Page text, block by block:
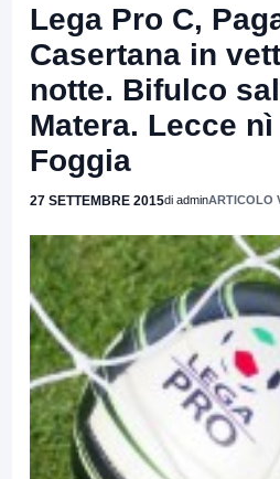
Lega Pro C,
Casertana in
notte. Bifulco
Matera. Lecce
Foggia
27 SETTEMBRE 2015di adminARTICOLO